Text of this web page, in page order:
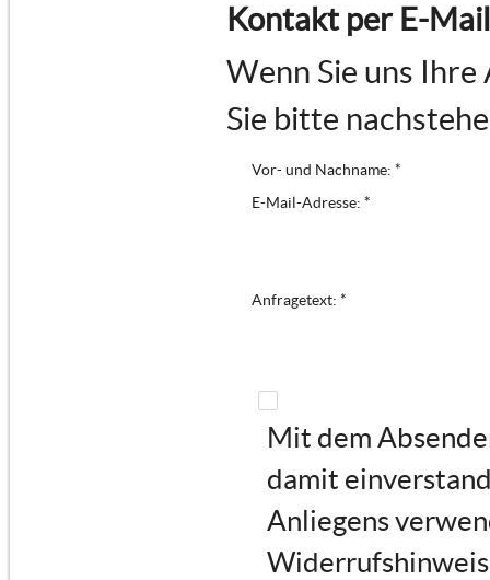
Kontakt per E-Mail
Wenn Sie uns
Sie bitte
Mit dem
damit
Anliegens
Vor- und Nachname: *
E-Mail-Adresse: *
Anfragetext: *